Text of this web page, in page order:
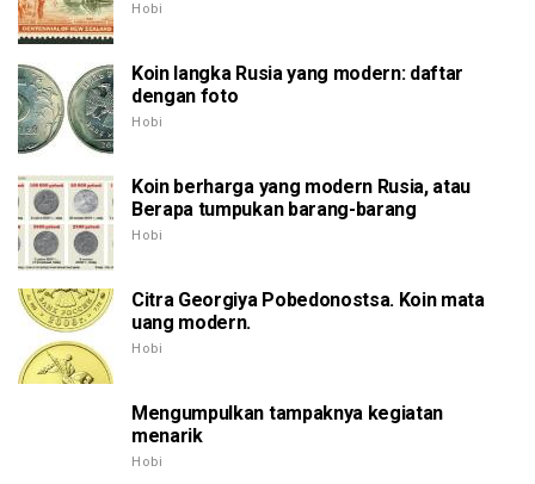
Hobi
Koin langka Rusia yang modern: daftar
dengan foto
Hobi
Koin berharga yang modern Rusia, atau
Berapa tumpukan barang-barang
Hobi
Citra Georgiya Pobedonostsa. Koin mata
uang modern.
Hobi
Mengumpulkan tampaknya kegiatan
menarik
Hobi